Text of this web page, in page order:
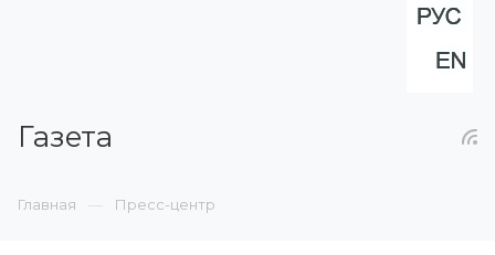
Газета
Главная Пресс-центр